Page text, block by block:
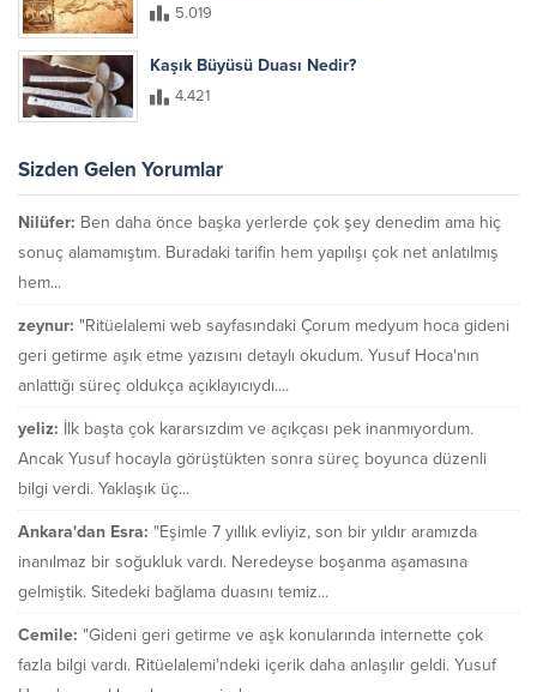
5.019
Kaşık Büyüsü Duası Nedir?
4.421
Sizden Gelen Yorumlar
Nilüfer: Ben daha önce başka yerlerde çok şey denedim ama hiç
sonuç alamamıştım. Buradaki tarifin hem yapılışı çok net anlatılmış
hem...
zeynur: "Ritüelalemi web sayfasındaki Çorum medyum hoca gideni
geri getirme aşık etme yazısını detaylı okudum. Yusuf Hoca'nın
anlattığı süreç oldukça açıklayıcıydı....
yeliz: İlk başta çok kararsızdım ve açıkçası pek inanmıyordum.
Ancak Yusuf hocayla görüştükten sonra süreç boyunca düzenli
bilgi verdi. Yaklaşık üç...
Ankara'dan Esra: "Eşimle 7 yıllık evliyiz, son bir yıldır aramızda
inanılmaz bir soğukluk vardı. Neredeyse boşanma aşamasına
gelmiştik. Sitedeki bağlama duasını temiz...
Cemile: "Gideni geri getirme ve aşk konularında internette çok
fazla bilgi vardı. Ritüelalemi'ndeki içerik daha anlaşılır geldi. Yusuf